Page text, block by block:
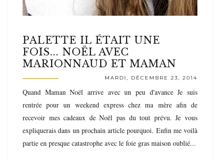
PALETTE IL ÉTAIT UNE
FOIS... NOËL AVEC
MARIONNAUD ET MAMAN
MARDI, DÉCEMBRE 23, 2014
Quand Maman Noël arrive avec un peu d'avance Je suis
rentrée pour un weekend express chez ma mère afin de
recevoir mes cadeaux de Noël pas du tout prévu. Je vous
expliquerais dans un prochain article pourquoi. Enfin me voilà
partie en presque catastrophe avec le foie gras maison oublié...